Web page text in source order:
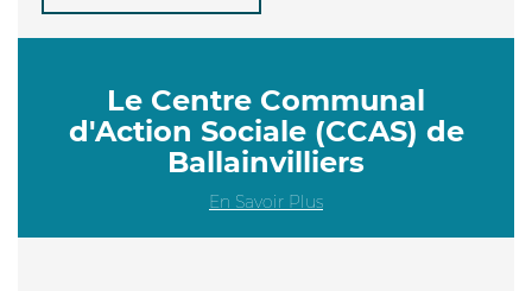
Le Centre Communal
d'Action Sociale (CCAS) de
Ballainvilliers
En Savoir Plus